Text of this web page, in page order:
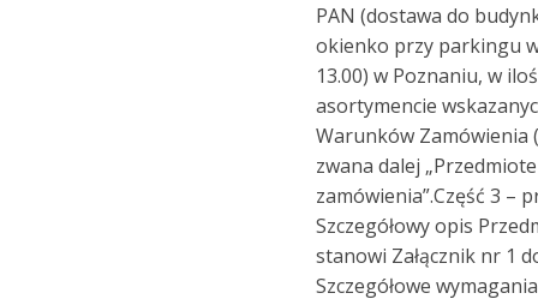
PAN (dostawa do
okienko przy parkingu
13.00) w Poznaniu, w
asortymencie
Warunków Zamówienia
zwana dalej
zamówienia”.Część 3 –
Szczegółowy opis
stanowi Załącznik nr 1
Szczegółowe